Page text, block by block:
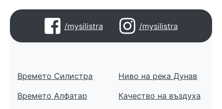
/mysilistra /mysilistra
Времето Силистра
Времето Алфатар
Ниво на река Дунав
Качество на въздуха